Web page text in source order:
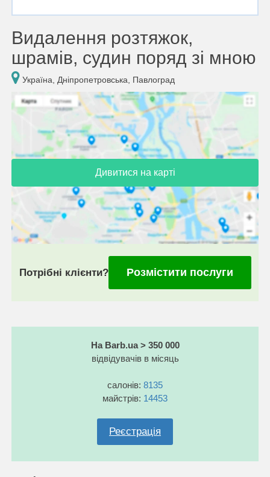
Видалення розтяжок,
шрамів, судин поряд зі мною
Україна, Дніпропетровська, Павлоград
Дивитися на карті
Потрібні клієнти? Розмістити послуги
На Barb.ua > 350 000
відвідувачів в місяць
салонів: 8135
майстрів: 14453
Реєстрація